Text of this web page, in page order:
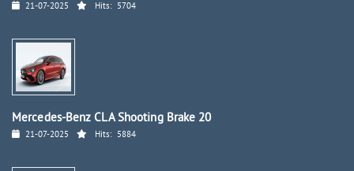
21-07-2025 Hits: 5704
Mercedes-Benz CLA Shooting Brake 20
21-07-2025 Hits: 5884